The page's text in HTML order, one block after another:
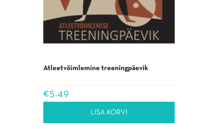
Atleetvõimlemine treeningpäevik
€5.49
LISA KORVI